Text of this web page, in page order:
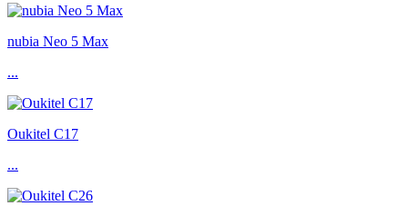
nubia Neo 5 Max
...
Oukitel C17
...